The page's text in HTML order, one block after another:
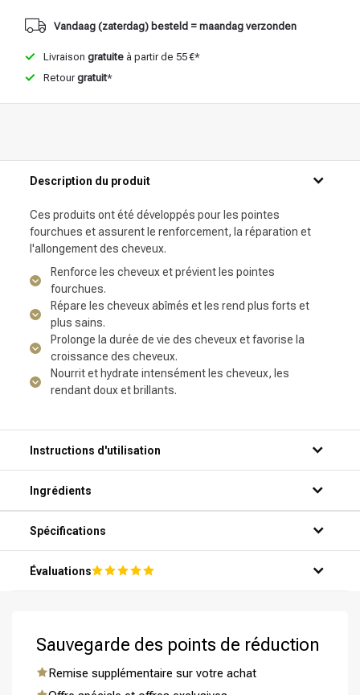
Vandaag (zaterdag) besteld = maandag verzonden
Livraison gratuite à partir de 55 €*
Retourgratuit*
Description du produit
Ces produits ont été développés pour les pointes
fourchues et assurent le renforcement, la réparation et
l'allongement des cheveux.
Renforce les cheveux et prévient les pointes
fourchues.
Répare les cheveux abîmés et les rend plus forts et
plus sains.
Prolonge la durée de vie des cheveux et favorise la
croissance des cheveux.
Nourrit et hydrate intensément les cheveux, les
rendant doux et brillants.
Instructions d'utilisation
Étape 1: Ouvrez l'emballage du CombiDeal Kérastase -
Masque Extentioniste 200 ML - pour les pointes fourchues.
Étape 4: Appliquez le shampooing sur les cheveux mouillés
et massez doucement le cuir chevelu et les cheveux.
Étape 5: Rincez abondamment le shampooing à l'eau tiède.
Ingrédients
Spécifications
Évaluations
Sauvegarde des points de réduction
Remise supplémentaire sur votre achat